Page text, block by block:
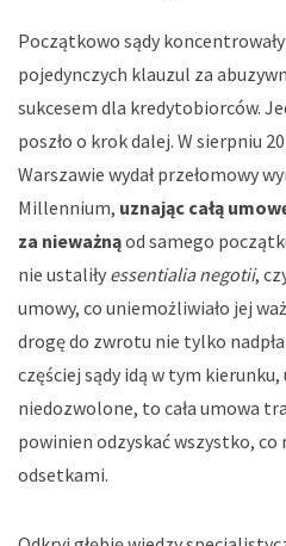
Początkowo sądy
pojedynczych klauzul za
sukcesem dla kredytobiorców.
poszło o krok dalej. W sierpniu
Warszawie wydał przełomowy
Millennium, uznając całą
za nieważnąod samego
nie ustaliły essentialia negotii,
umowy, co uniemożliwiało jej
drogę do zwrotu nie tylko
częściej sądy idą w tym
niedozwolone, to cała umowa
powinien odzyskać wszystko, co
odsetkami.